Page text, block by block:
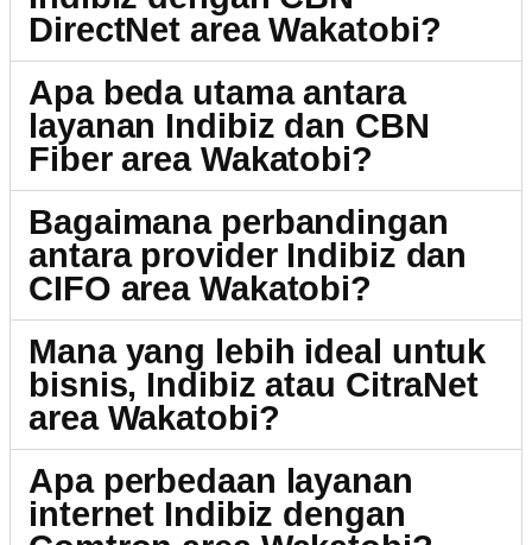
DirectNet area Wakatobi?
Apa beda utama antara
layanan Indibiz dan CBN
Fiber area Wakatobi?
Bagaimana perbandingan
antara provider Indibiz dan
CIFO area Wakatobi?
Mana yang lebih ideal untuk
bisnis, Indibiz atau CitraNet
area Wakatobi?
Apa perbedaan layanan
internet Indibiz dengan